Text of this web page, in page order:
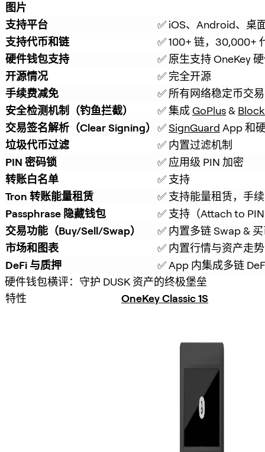
图片
支持平台
✅ iOS、Android、桌
支持代币和链
✅ 100+ 链，30,000+
硬件钱包支持
✅ 原生支持 OneKey
开源情况
✅ 完全开源
手续费减免
✅ 所有网络稳定币交
安全检测机制（钓鱼拦截）
✅ 集成 GoPlus &
交易签名解析（Clear Signing） ✅ SignGuard App 和
垃圾代币过滤
✅ 内置过滤机制
PIN 密码锁
✅ 应用级 PIN 加密
转账白名单
✅ 支持
Tron 转账能量租赁
✅ 支持能量租赁，手
Passphrase 隐藏钱包
✅ 支持（Attach to
交易功能（Buy/Sell/Swap）
✅ 内置多链 Swap &
市场和图表
✅ 内置行情与资产走势
DeFi 与质押
✅ App 内集成多链
硬件钱包横评：守护 DUSK 资产的终极堡垒
特性
OneKey Classic 1S